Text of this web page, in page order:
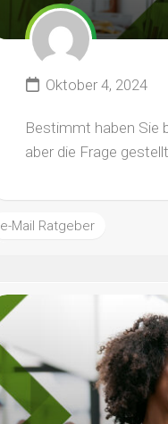
Oktober 4, 2024
Bestimmt haben Sie
aber die Frage
e-Mail Ratgeber